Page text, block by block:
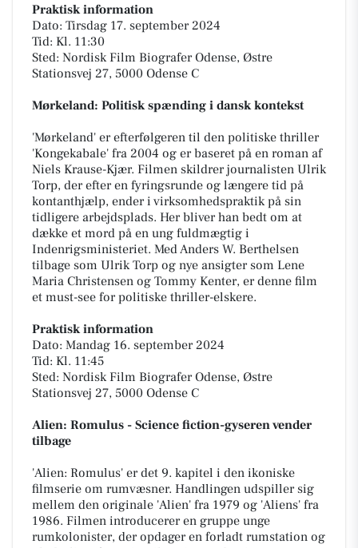
Praktisk information
Dato: Tirsdag 17. september 2024
Tid: Kl. 11:30
Sted: Nordisk Film Biografer Odense, Østre
Stationsvej 27, 5000 Odense C
Mørkeland: Politisk spænding i dansk kontekst
'Mørkeland' er efterfølgeren til den politiske thriller
'Kongekabale' fra 2004 og er baseret på en roman af
Niels Krause-Kjær. Filmen skildrer journalisten Ulrik
Torp, der efter en fyringsrunde og længere tid på
kontanthjælp, ender i virksomhedspraktik på sin
tidligere arbejdsplads. Her bliver han bedt om at
dække et mord på en ung fuldmægtig i
Indenrigsministeriet. Med Anders W. Berthelsen
tilbage som Ulrik Torp og nye ansigter som Lene
Maria Christensen og Tommy Kenter, er denne film
et must-see for politiske thriller-elskere.
Praktisk information
Dato: Mandag 16. september 2024
Tid: Kl. 11:45
Sted: Nordisk Film Biografer Odense, Østre
Stationsvej 27, 5000 Odense C
Alien: Romulus - Science fiction-gyseren vender
tilbage
'Alien: Romulus' er det 9. kapitel i den ikoniske
filmserie om rumvæsner. Handlingen udspiller sig
mellem den originale 'Alien' fra 1979 og 'Aliens' fra
1986. Filmen introducerer en gruppe unge
rumkolonister, der opdager en forladt rumstation og